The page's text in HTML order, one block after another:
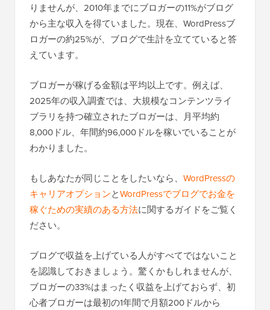
りませんが、2010年までにブロガーの11%がブログ
から主な収入を得ていました。現在、WordPressブ
ロガーの約25%が、ブログで生計を立てていると答
えています。
ブロガーが稼げる金額は平均以上です。例えば、
2025年の収入調査では、大規模なコンテンツライ
ブラリを持つ確立されたブロガーは、月平均約
8,000ドル、年間約96,000ドルを稼いでいることが
わかりました。
もしあなたが同じことをしたいなら、 WordPressの
キャリアオプションとWordPressでブログでお金を
稼ぐための実績のある方法に関するガイドをご覧く
ださい。
ブログで収益を上げている人がすべてではないこと
を認識しておきましょう。驚くかもしれませんが、
ブロガーの33%はまったく収益を上げておらず、初
心者ブロガーは最初の1年間で月額200ドルから